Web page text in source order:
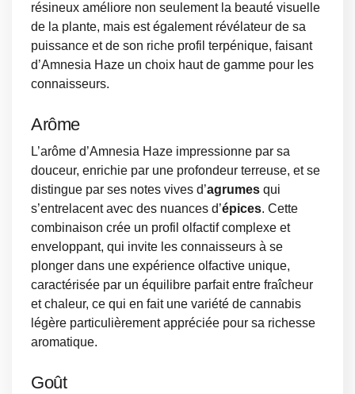
résineux améliore non seulement la beauté visuelle
de la plante, mais est également révélateur de sa
puissance et de son riche profil terpénique, faisant
d’Amnesia Haze un choix haut de gamme pour les
connaisseurs.
Arôme
L’arôme d’Amnesia Haze impressionne par sa
douceur, enrichie par une profondeur terreuse, et se
distingue par ses notes vives d’agrumes qui
s’entrelacent avec des nuances d’épices. Cette
combinaison crée un profil olfactif complexe et
enveloppant, qui invite les connaisseurs à se
plonger dans une expérience olfactive unique,
caractérisée par un équilibre parfait entre fraîcheur
et chaleur, ce qui en fait une variété de cannabis
légère particulièrement appréciée pour sa richesse
aromatique.
Goût